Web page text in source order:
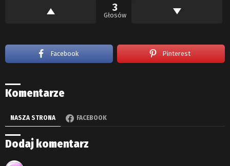
3
Głosów
Facebook Pinterest
Komentarze
NASZA STRONA FACEBOOK
Dodaj komentarz